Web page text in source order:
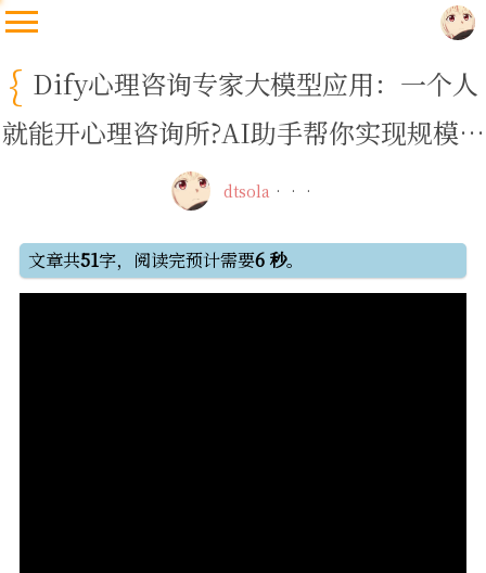
Dify心理咨询专家大模型应用：一个人
就能开心理咨询所?AI助手帮你实现规模化
经营！
dtsola
文章共51字，阅读完预计需要6 秒。